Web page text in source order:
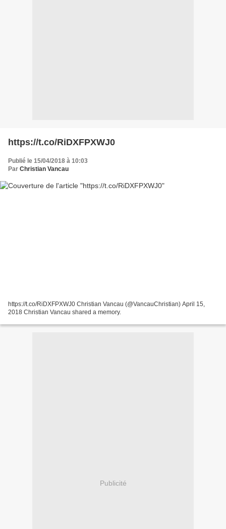
https://t.co/RiDXFPXWJ0
Publié le 15/04/2018 à 10:03
Par Christian Vancau
https://t.co/RiDXFPXWJ0 Christian Vancau (@VancauChristian) April 15,
2018 Christian Vancau shared a memory.
Publicité